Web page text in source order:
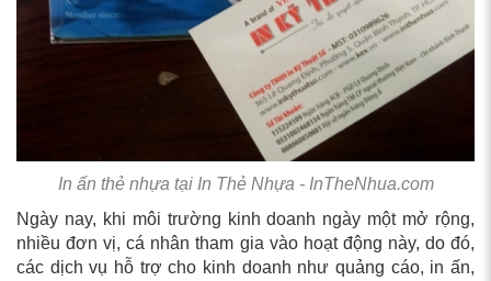
In ấn thẻ nhựa tại In Thẻ Nhựa - InTheNhua.com
Ngày nay, khi môi trường kinh doanh ngày một mở rộng,
nhiều đơn vị, cá nhân tham gia vào hoạt động này, do đó,
các dịch vụ hỗ trợ cho kinh doanh như quảng cáo, in ấn,